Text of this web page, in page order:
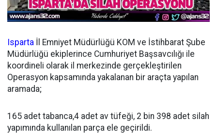
Isparta İl Emniyet Müdürlüğü KOM ve İstihbarat Şube
Müdürlüğü ekiplerince Cumhuriyet Başsavcılığı ile
koordineli olarak il merkezinde gerçekleştirilen
Operasyon kapsamında yakalanan bir araçta yapılan
aramada;
165 adet tabanca,4 adet av tüfeği, 2 bin 398 adet silah
yapımında kullanılan parça ele geçirildi.